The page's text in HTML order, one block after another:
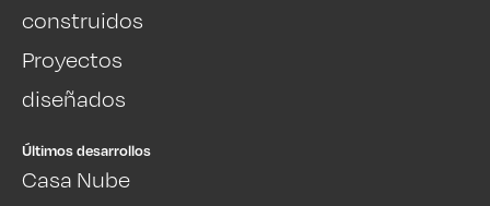
construidos
Proyectos
diseñados
Últimos desarrollos
Casa Nube